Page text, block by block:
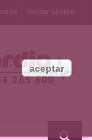
aceptar